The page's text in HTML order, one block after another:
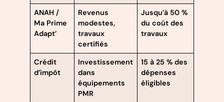
ANAH /
Ma Prime
Adapt’
Revenus
modestes,
travaux
certifiés
Jusqu’à 50 %
du coût des
travaux
Crédit
d’impôt
Investissement
dans
équipements
PMR
15 à 25 % des
dépenses
éligibles